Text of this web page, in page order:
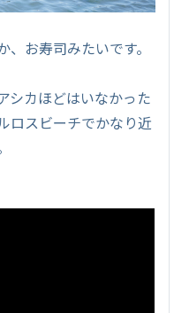
お寿司みたいです。
シカほどはいなかった
ロスビーチでかなり近